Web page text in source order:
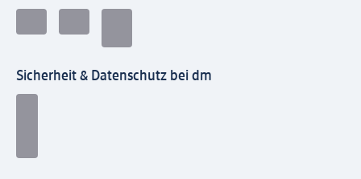
Sicherheit & Datenschutz bei dm